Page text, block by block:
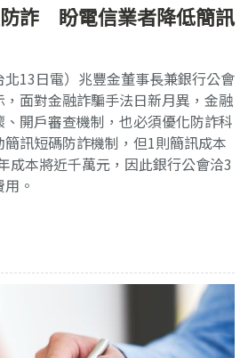
詐 盼電信業者降低簡訊
北13日電）兆豐金董事長兼銀行公會
面對金融詐騙手法日新月異，金融
開戶審查機制，也必須優化防詐科
訊短碼防詐機制，但1則簡訊成本
成本將近千萬元，因此銀行公會洽3
。